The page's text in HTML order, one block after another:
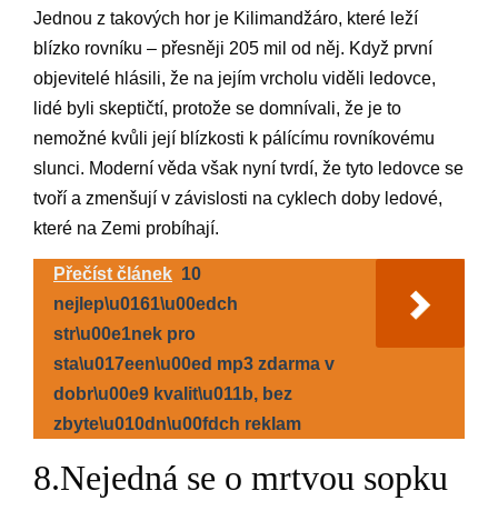
Jednou z takových hor je Kilimandžáro, které leží
blízko rovníku – přesněji 205 mil od něj. Když první
objevitelé hlásili, že na jejím vrcholu viděli ledovce,
lidé byli skeptičtí, protože se domnívali, že je to
nemožné kvůli její blízkosti k pálícímu rovníkovému
slunci. Moderní věda však nyní tvrdí, že tyto ledovce se
tvoří a zmenšují v závislosti na cyklech doby ledové,
které na Zemi probíhají.
Přečíst článek 10
nejlep\u0161\u00edch
str\u00e1nek pro
sta\u017een\u00ed mp3 zdarma v
dobr\u00e9 kvalit\u011b, bez
zbyte\u010dn\u00fdch reklam
8.Nejedná se o mrtvou sopku